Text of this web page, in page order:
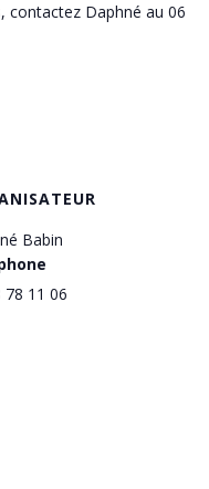
contactez Daphné au 06
Babin
78 11 06